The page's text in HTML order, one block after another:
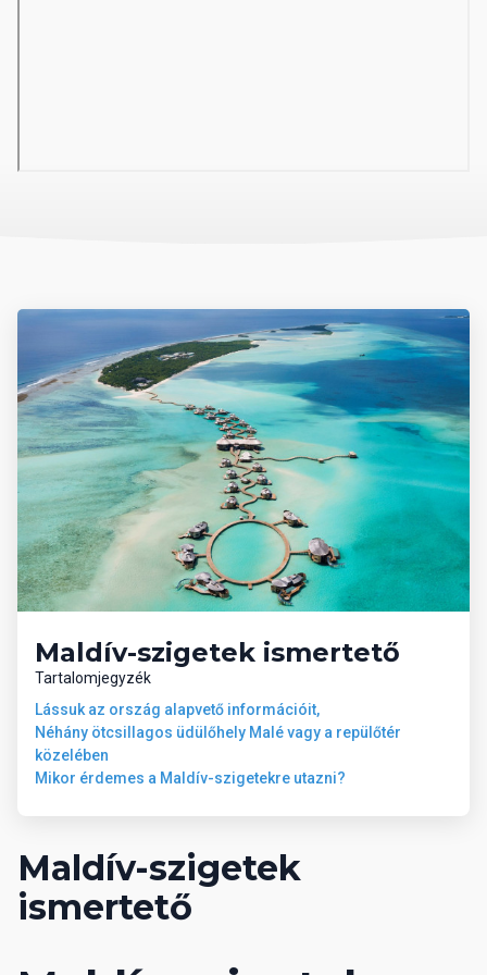
All Inclusive:Minden étkezés büférendszerben a főétteremben.
Víz, tea, kávé, üdítők, dobozos gyümölcslevek, asztali bor, sör,
egyes égetett szeszes italok, alkoholos és alkoholmentes
koktélok 10.00 és éjjel 00.30 óra között a Sand bárban, 10.00 és
22.00 óra között a Huvan bárban. Snack-ételek 15.30 és 17.00
óra között. Minibár feltöltése naponta vízzel és üditővel.
Illetékes ár tartalmazza:
- repülőjegy illetékekkel
- transzfer szolgáltatás Reptér-Hotel-Reptér
Külön fizetendő:
- utasbiztosítás
- sztornó biztosítás (2%)
Az útlevélnek hazaérkezéstől számítva 6 hónapig érvényesnek
Maldív-szigetek ismertető
Tartalomjegyzék
Lássuk az ország alapvető információit,
Néhány ötcsillagos üdülőhely Malé vagy a repülőtér
közelében
Mikor érdemes a Maldív-szigetekre utazni?
Maldív-szigetek
ismertető